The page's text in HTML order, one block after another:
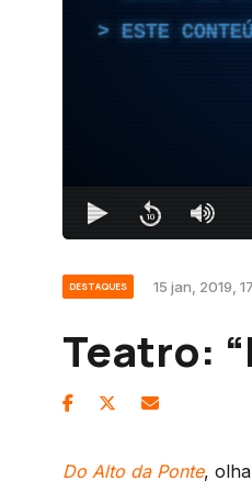
ESTE
DESTAQUES 15 jan, 2019,
Teatro:
Do Alto da Ponte,